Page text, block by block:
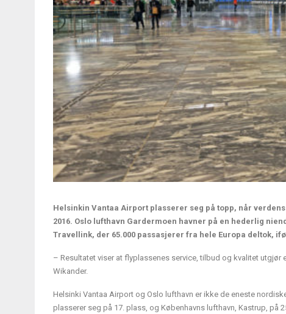
Helsinkin Vantaa Airport plasserer seg på topp, når
2016. Oslo lufthavn Gardermoen havner på en hederlig
Travellink, der 65.000 passasjerer fra hele Europa deltok,
– Resultatet viser at flyplassenes service, tilbud og kvalitet
Wikander.
Helsinki Vantaa Airport og Oslo lufthavn er ikke de eneste
plasserer seg på 17. plass, og Københavns lufthavn, Kastrup, på